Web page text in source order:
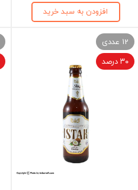
افزودن به سبد خرید
12 عددی
۳۰ درصد